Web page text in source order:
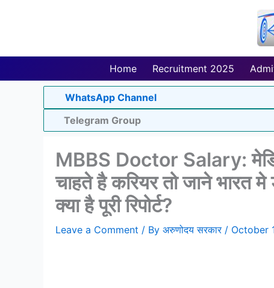
Home Recruitment 2025
WhatsApp Channel
Telegram Group
MBBS Doctor Salary:
चाहते है करियर तो जाने भारत मे
क्या है पूरी रिपोर्ट?
Leave a Comment / By अरुणोदय सरकार / October